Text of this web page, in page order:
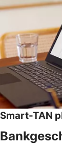
Smart-TAN